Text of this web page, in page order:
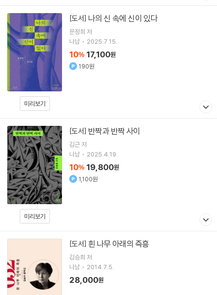
미리보기
[도서] 나의 신 속에 신이 있다
문정희 저
나남
2025.7.15.
10% 17,100원
190원
미리보기
[도서] 반짝과 반짝 사이
김근저
나남
2025.4.19.
10% 19,800원
1,100원
[도서] 흰 나무 아래의 즉흥
김승희 저
나남
2014.7.5.
28,000원